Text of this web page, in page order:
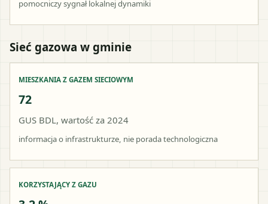
pomocniczy sygnał lokalnej dynamiki
Sieć gazowa w gminie
MIESZKANIA Z GAZEM SIECIOWYM
72
GUS BDL, wartość za 2024
informacja o infrastrukturze, nie porada technologiczna
KORZYSTAJĄCY Z GAZU